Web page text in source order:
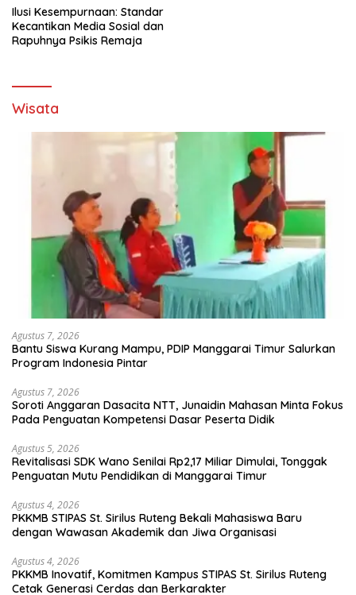
Ilusi Kesempurnaan: Standar
Kecantikan Media Sosial dan
Rapuhnya Psikis Remaja
Wisata
Agustus 7, 2026
Bantu Siswa Kurang Mampu, PDIP Manggarai Timur Salurkan
Program Indonesia Pintar
Agustus 7, 2026
Soroti Anggaran Dasacita NTT, Junaidin Mahasan Minta Fokus
Pada Penguatan Kompetensi Dasar Peserta Didik
Agustus 5, 2026
Revitalisasi SDK Wano Senilai Rp2,17 Miliar Dimulai, Tonggak
Penguatan Mutu Pendidikan di Manggarai Timur
Agustus 4, 2026
PKKMB STIPAS St. Sirilus Ruteng Bekali Mahasiswa Baru
dengan Wawasan Akademik dan Jiwa Organisasi
Agustus 4, 2026
PKKMB Inovatif, Komitmen Kampus STIPAS St. Sirilus Ruteng
Cetak Generasi Cerdas dan Berkarakter